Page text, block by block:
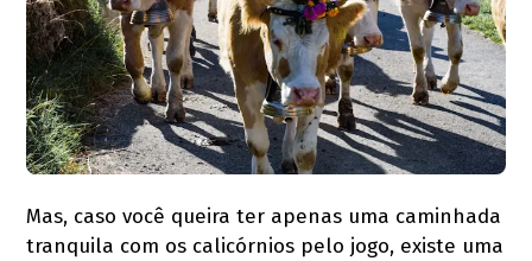
Mas, caso você queira ter apenas uma caminhada
tranquila com os calicórnios pelo jogo, existe uma